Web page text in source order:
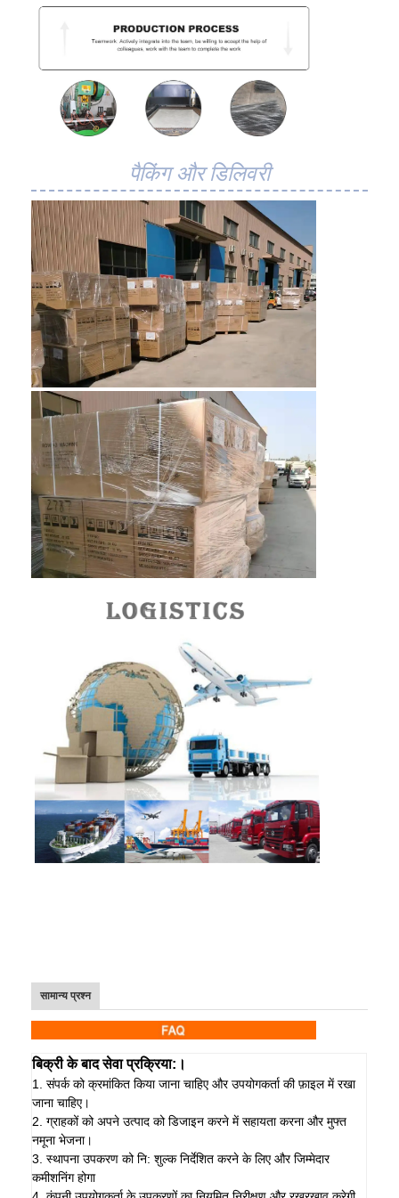
पैकिंग और डिलिवरी
सामान्य प्रश्न
बिक्री के बाद सेवा प्रक्रिया:।
1. संपर्क को क्रमांकित किया जाना चाहिए और उपयोगकर्ता की फ़ाइल में रखा
जाना चाहिए।
2. ग्राहकों को अपने उत्पाद को डिजाइन करने में सहायता करना और मुफ्त
नमूना भेजना।
3. स्थापना उपकरण को नि: शुल्क निर्देशित करने के लिए और जिम्मेदार
कमीशनिंग होगा